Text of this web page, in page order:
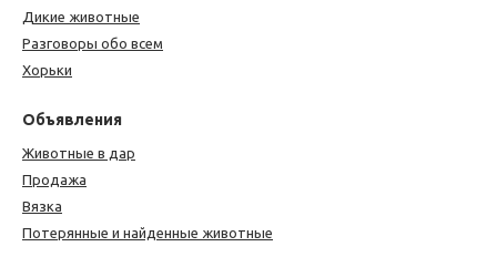
Дикие животные
Разговоры обо всем
Хорьки
Объявления
Животные в дар
Продажа
Вязка
Потерянные и найденные животные